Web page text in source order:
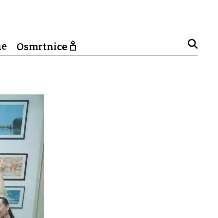
Osmrtnice